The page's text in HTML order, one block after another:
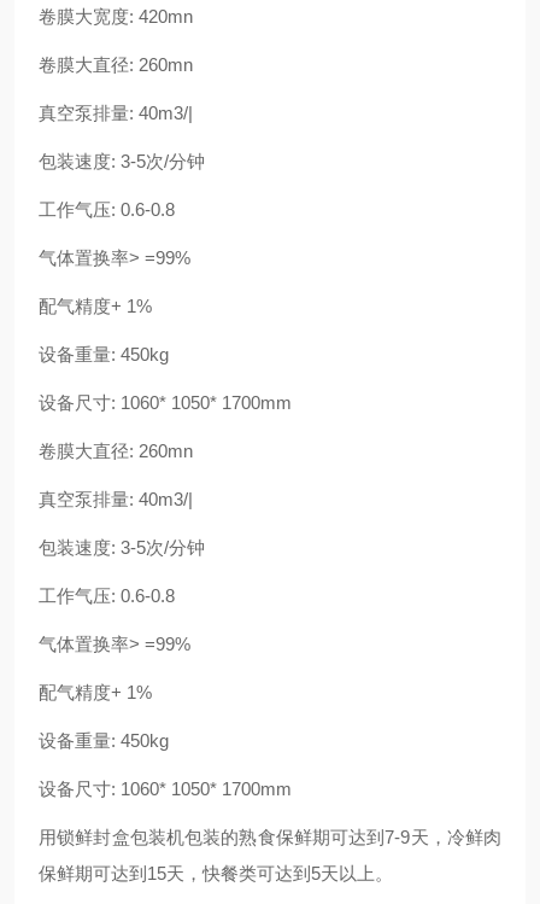
卷膜大宽度: 420mn
卷膜大直径: 260mn
真空泵排量: 40m3/|
包装速度: 3-5次/分钟
工作气压: 0.6-0.8
气体置换率> =99%
配气精度+ 1%
设备重量: 450kg
设备尺寸: 1060* 1050* 1700mm
卷膜大直径: 260mn
真空泵排量: 40m3/|
包装速度: 3-5次/分钟
工作气压: 0.6-0.8
气体置换率> =99%
配气精度+ 1%
设备重量: 450kg
设备尺寸: 1060* 1050* 1700mm
用锁鲜封盒包装机包装的熟食保鲜期可达到7-9天， 冷鲜肉
保鲜期可达到15天，快餐类可达到5天以上。